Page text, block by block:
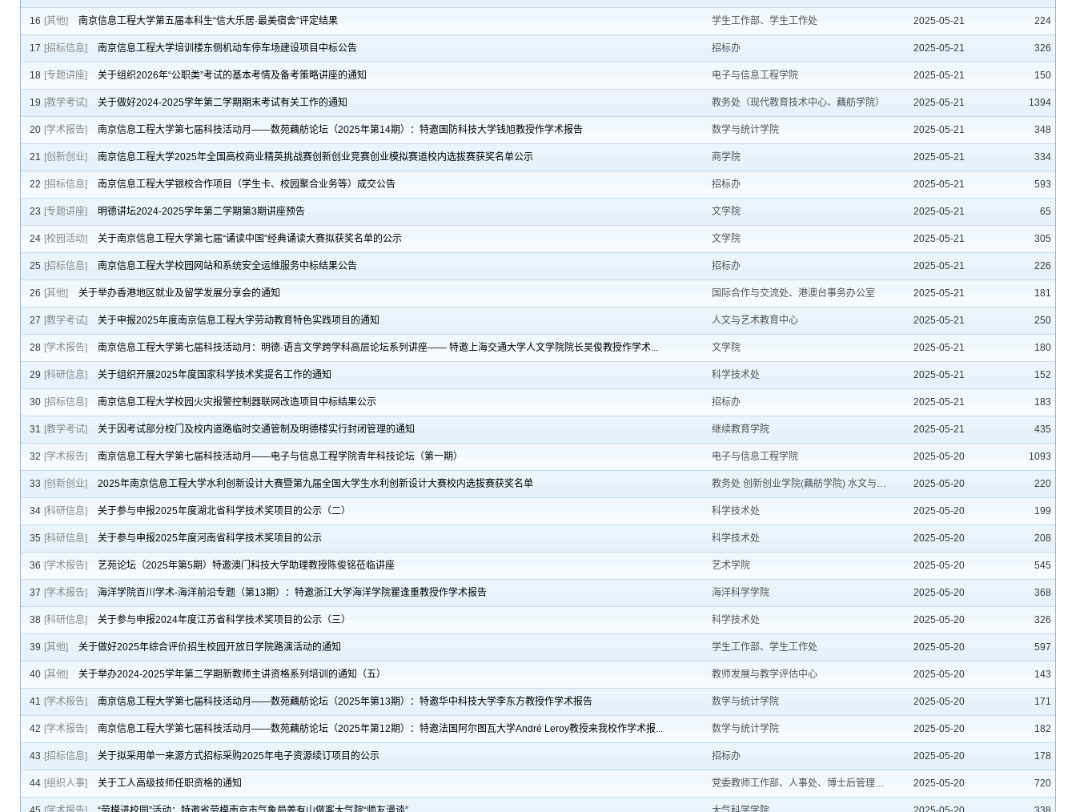
16 [其他] 南京信息工程大学第五届本科生“信大乐居·最美宿舍”评定结果 学生工作部、学生工作处 2025-05-21 224
17 [招标信息] 南京信息工程大学培训楼东侧机动车停车场建设项目中标公告 招标办 2025-05-21 326
18 [专题讲座] 关于组织2026年“公职类”考试的基本考情及备考策略讲座的通知 电子与信息工程学院 2025-05-21 150
19 [教学考试] 关于做好2024-2025学年第二学期期末考试有关工作的通知 教务处（现代教育技术中心、藕舫学院） 2025-05-21 1394
20 [学术报告] 南京信息工程大学第七届科技活动月——数苑藕舫论坛（2025年第14期）：特邀国防科技大学钱旭教授作学术报告 数学与统计学院 2025-05-21 348
21 [创新创业] 南京信息工程大学2025年全国高校商业精英挑战赛创新创业竞赛创业模拟赛道校内选拔赛获奖名单公示 商学院 2025-05-21 334
22 [招标信息] 南京信息工程大学银校合作项目（学生卡、校园聚合业务等）成交公告 招标办 2025-05-21 593
23 [专题讲座] 明德讲坛2024-2025学年第二学期第3期讲座预告 文学院 2025-05-21 65
24 [校园活动] 关于南京信息工程大学第七届“诵读中国”经典诵读大赛拟获奖名单的公示 文学院 2025-05-21 305
25 [招标信息] 南京信息工程大学校园网站和系统安全运维服务中标结果公告 招标办 2025-05-21 226
26 [其他] 关于举办香港地区就业及留学发展分享会的通知 国际合作与交流处、港澳台事务办公室 2025-05-21 181
27 [教学考试] 关于申报2025年度南京信息工程大学劳动教育特色实践项目的通知 人文与艺术教育中心 2025-05-21 250
28 [学术报告] 南京信息工程大学第七届科技活动月：明德·语言文学跨学科高层论坛系列讲座—— 特邀上海交通大学人文学院院长吴俊教授作学术... 文学院 2025-05-21 180
29 [科研信息] 关于组织开展2025年度国家科学技术奖提名工作的通知 科学技术处 2025-05-21 152
30 [招标信息] 南京信息工程大学校园火灾报警控制器联网改造项目中标结果公示 招标办 2025-05-21 183
31 [教学考试] 关于因考试部分校门及校内道路临时交通管制及明德楼实行封闭管理的通知 继续教育学院 2025-05-21 435
32 [学术报告] 南京信息工程大学第七届科技活动月——电子与信息工程学院青年科技论坛（第一期） 电子与信息工程学院 2025-05-20 1093
33 [创新创业] 2025年南京信息工程大学水利创新设计大赛暨第九届全国大学生水利创新设计大赛校内选拔赛获奖名单 教务处 创新创业学院(藕舫学院) 水文与水资源工程学院 2025-05-20 220
34 [科研信息] 关于参与申报2025年度湖北省科学技术奖项目的公示（二） 科学技术处 2025-05-20 199
35 [科研信息] 关于参与申报2025年度河南省科学技术奖项目的公示 科学技术处 2025-05-20 208
36 [学术报告] 艺苑论坛（2025年第5期）特邀澳门科技大学助理教授陈俊铭莅临讲座 艺术学院 2025-05-20 545
37 [学术报告] 海洋学院百川学术-海洋前沿专题（第13期）：特邀浙江大学海洋学院瞿逢重教授作学术报告 海洋科学学院 2025-05-20 368
38 [科研信息] 关于参与申报2024年度江苏省科学技术奖项目的公示（三） 科学技术处 2025-05-20 326
39 [其他] 关于做好2025年综合评价招生校园开放日学院路演活动的通知 学生工作部、学生工作处 2025-05-20 597
40 [其他] 关于举办2024-2025学年第二学期新教师主讲资格系列培训的通知（五） 教师发展与教学评估中心 2025-05-20 143
41 [学术报告] 南京信息工程大学第七届科技活动月——数苑藕舫论坛（2025年第13期）：特邀华中科技大学李东方教授作学术报告 数学与统计学院 2025-05-20 171
42 [学术报告] 南京信息工程大学第七届科技活动月——数苑藕舫论坛（2025年第12期）：特邀法国阿尔图瓦大学André Leroy教授来我校作学术报... 数学与统计学院 2025-05-20 182
43 [招标信息] 关于拟采用单一来源方式招标采购2025年电子资源续订项目的公示 招标办 2025-05-20 178
44 [组织人事] 关于工人高级技师任职资格的通知 党委教师工作部、人事处、博士后管理中心 2025-05-20 720